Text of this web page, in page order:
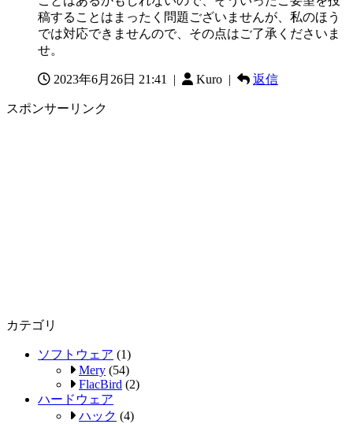
稿することはまったく問題ございませんが、私のほう
では対応できませんので、その点はご了承くださいま
せ。
2023年6月26日 21:41 | Kuro | 返信
スポンサーリンク
カテゴリ
ソフトウェア (1)
Mery (54)
FlacBird (2)
ハードウェア
ハック (4)